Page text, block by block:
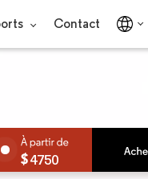
Contact
4750